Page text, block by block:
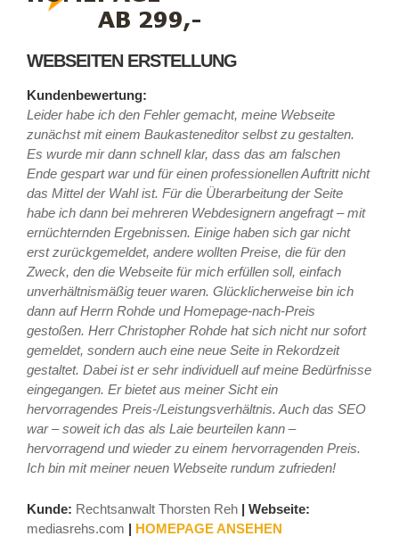
WEBSEITEN ERSTELLUNG
Kundenbewertung:
Leider habe ich den Fehler gemacht, meine Webseite
zunächst mit einem Baukasteneditor selbst zu gestalten.
Es wurde mir dann schnell klar, dass das am falschen
Ende gespart war und für einen professionellen Auftritt nicht
das Mittel der Wahl ist. Für die Überarbeitung der Seite
habe ich dann bei mehreren Webdesignern angefragt – mit
ernüchternden Ergebnissen. Einige haben sich gar nicht
erst zurückgemeldet, andere wollten Preise, die für den
Zweck, den die Webseite für mich erfüllen soll, einfach
unverhältnismäßig teuer waren. Glücklicherweise bin ich
dann auf Herrn Rohde und Homepage-nach-Preis
gestoßen. Herr Christopher Rohde hat sich nicht nur sofort
gemeldet, sondern auch eine neue Seite in Rekordzeit
gestaltet. Dabei ist er sehr individuell auf meine Bedürfnisse
eingegangen. Er bietet aus meiner Sicht ein
hervorragendes Preis-/Leistungsverhältnis. Auch das SEO
war – soweit ich das als Laie beurteilen kann –
hervorragend und wieder zu einem hervorragenden Preis.
Ich bin mit meiner neuen Webseite rundum zufrieden!
Kunde: Rechtsanwalt Thorsten Reh | Webseite:
mediasrehs.com | HOMEPAGE ANSEHEN